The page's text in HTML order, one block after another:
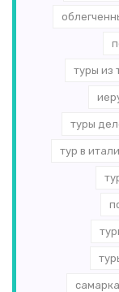
туры из
туры
тур в